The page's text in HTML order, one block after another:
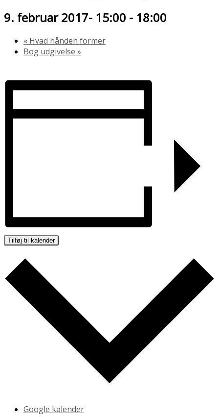
9. februar 2017- 15:00 - 18:00
« Hvad hånden former
Bog udgivelse »
Tilføj til kalender
Google kalender